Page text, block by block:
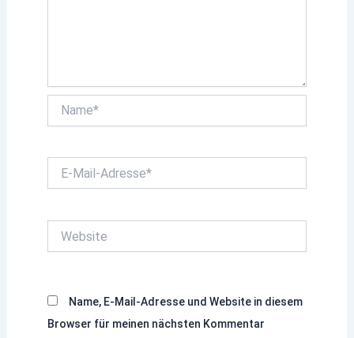
Mail-
Name, E-Mail-Adresse und Website in diesem
Browser für meinen nächsten Kommentar